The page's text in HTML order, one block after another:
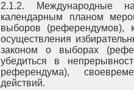
2.1.2. Международные
календарным планом
выборов (референдумов),
осуществления
законом о выборах
убедиться в
референдума),
действий.